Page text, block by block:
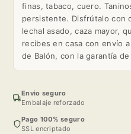
finas, tabaco, cuero.
persistente. Disfrútalo con
lechal asado, caza mayor,
recibes en casa con envío
de Balón, con la garantía
Envio seguro
Embalaje reforzado
Pago 100% seguro
SSL encriptado